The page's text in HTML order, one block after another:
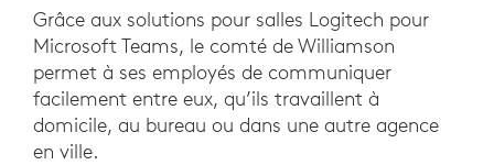
Grâce aux solutions pour salles Logitech pour
Microsoft Teams, le comté de Williamson
permet à ses employés de communiquer
facilement entre eux, qu’ils travaillent à
domicile, au bureau ou dans une autre agence
en ville.